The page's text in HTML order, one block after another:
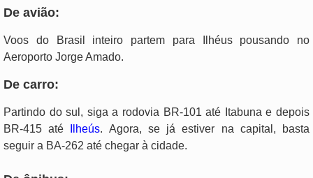
De avião:
Voos do Brasil inteiro partem para Ilhéus pousando no
Aeroporto Jorge Amado.
De carro:
Partindo do sul, siga a rodovia BR-101 até Itabuna e depois
BR-415 até
Ilheús. Agora, se já estiver na capital, basta
seguir a BA-262 até chegar à cidade.